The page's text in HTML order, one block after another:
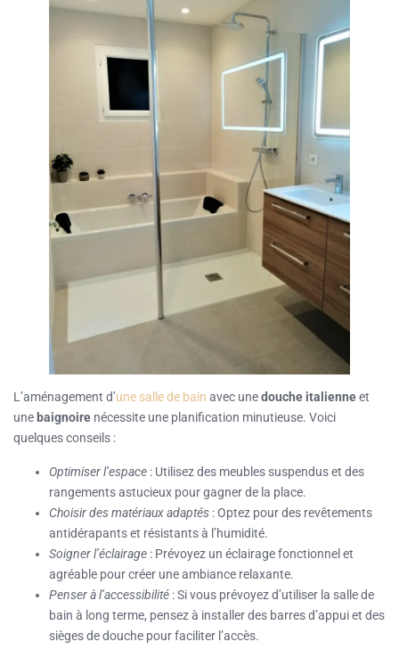
L’aménagement d’une salle de bain avec unedouche italienneet
une baignoire nécessite une planification minutieuse. Voici
quelques conseils :
Optimiser l’espace : Utilisez des meubles suspendus et des
rangements astucieux pour gagner de la place.
Choisir des matériaux adaptés : Optez pour des revêtements
antidérapants et résistants à l’humidité.
Soigner l’éclairage : Prévoyez un éclairage fonctionnel et
agréable pour créer une ambiance relaxante.
Penser à l’accessibilité : Si vous prévoyez d’utiliser la salle de
bain à long terme, pensez à installer des barres d’appui et des
sièges de douche pour faciliter l’accès.